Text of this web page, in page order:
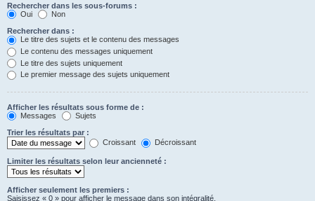
Rechercher dans les sous-forums :
Oui
Non
Rechercher dans :
Le titre des sujets et le contenu des messages
Le contenu des messages uniquement
Le titre des sujets uniquement
Le premier message des sujets uniquement
Afficher les résultats sous forme de :
Messages
Sujets
Trier les résultats par :
Croissant
Décroissant
Limiter les résultats selon leur ancienneté :
Afficher seulement les premiers :
Saisissez « 0 » pour afficher le message dans son intégralité.